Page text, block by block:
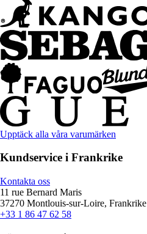
Upptäck alla våra varumärken
Kundservice i Frankrike
Kontakta oss
11 rue Bernard Maris
37270 Montlouis-sur-Loire, Frankrike
+33 1 86 47 62 58